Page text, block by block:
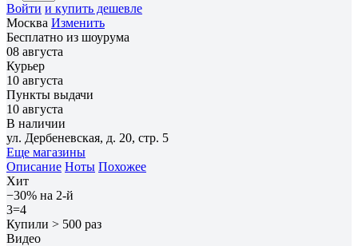
Войти и купить дешевле
Москва Изменить
Бесплатно из шоурума
08 августа
Курьер
10 августа
Пункты выдачи
10 августа
В наличии
ул. Дербеневская, д. 20, стр. 5
Еще магазины
Описание Ноты Похожее
Хит
−30% на 2-й
3=4
Купили > 500 раз
Видео